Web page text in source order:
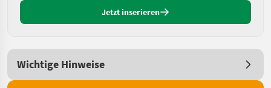
Jetzt inserieren
Wichtige Hinweise